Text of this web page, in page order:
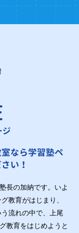
ジ
なら学習塾ペ
い！
長の加納です。いよ
教育がはじまり、
流れの中で、上尾
教育をはじめようと